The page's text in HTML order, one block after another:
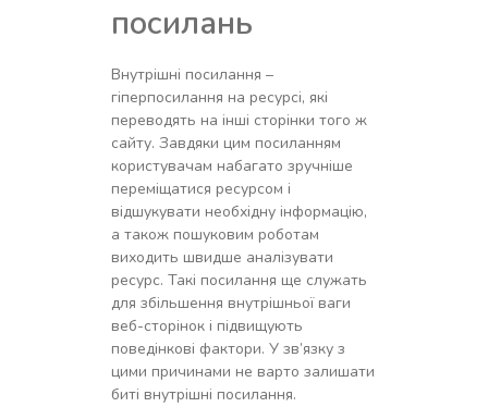
посилань
Внутрішні посилання –
гіперпосилання на ресурсі, які
переводять на інші сторінки того ж
сайту. Завдяки цим посиланням
користувачам набагато зручніше
переміщатися ресурсом і
відшукувати необхідну інформацію,
а також пошуковим роботам
виходить швидше аналізувати
ресурс. Такі посилання ще служать
для збільшення внутрішньої ваги
веб-сторінок і підвищують
поведінкові фактори. У зв’язку з
цими причинами не варто залишати
биті внутрішні посилання.